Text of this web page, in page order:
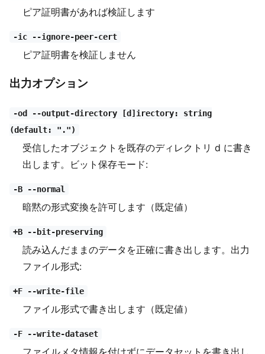
ピア証明書があれば検証します
-ic --ignore-peer-cert
ピア証明書を検証しません
出力オプション
-od --output-directory [d]irectory: string
(default: ".")
受信したオブジェクトを既存のディレクトリ d に書き
出します。ビット保存モード:
-B --normal
暗黙の形式変換を許可します（既定値）
+B --bit-preserving
読み込んだままのデータを正確に書き出します。出力
ファイル形式:
+F --write-file
ファイル形式で書き出します（既定値）
-F --write-dataset
ファイルメタ情報を付けずにデータセットを書き出し